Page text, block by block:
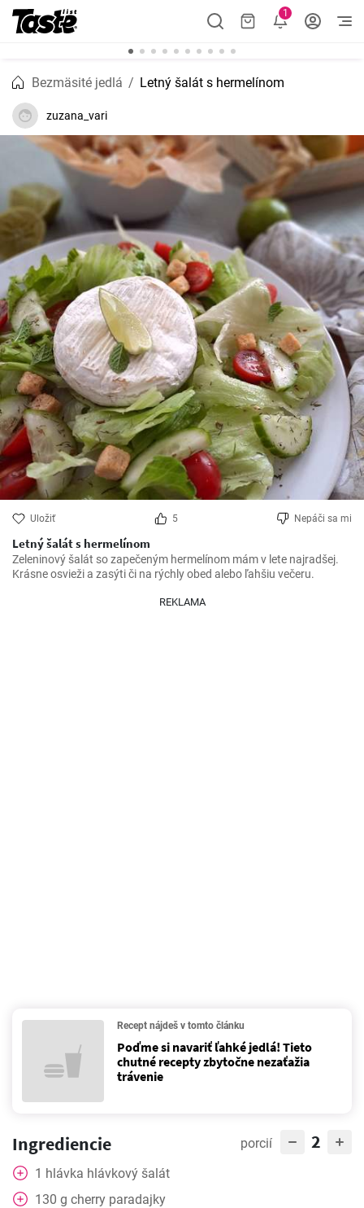
1
Bezmäsité jedlá Letný šalát s hermelínom
zuzana_vari
Uložiť 5 Nepáči sa mi
Letný šalát s hermelínom
Zeleninový šalát so zapečeným hermelínom mám v lete najradšej.
Krásne osvieži a zasýti či na rýchly obed alebo ľahšiu večeru.
REKLAMA
Recept nájdeš v tomto článku
Poďme si navariť ľahké jedlá! Tieto
chutné recepty zbytočne nezaťažia
trávenie
Ingrediencie porcií 2
1 hlávka hlávkový šalát
130 g cherry paradajky